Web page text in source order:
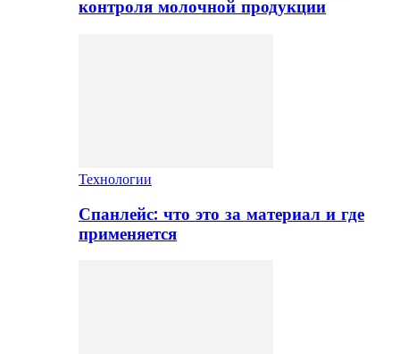
контроля молочной продукции
Технологии
Спанлейс: что это за материал и где
применяется